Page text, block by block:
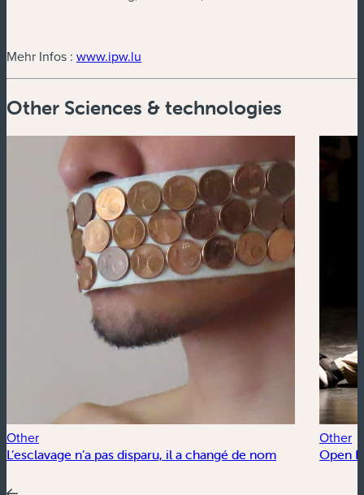
Mehr Infos : www.ipw.lu
Other Sciences & technologies
Other
L’esclavage n’a pas disparu, il a changé de nom
Other
Open